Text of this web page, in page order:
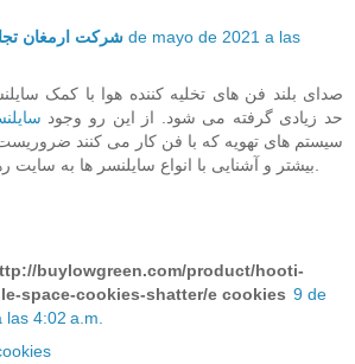
شرکت ارمغان
صدای بلند فن های تخلیه کننده هوا با کمک
حد زیادی گرفته می شود. از این رو وجود
سیستم های تهویه که با فن کار می کنند
buylowgreen.com/product/hooti-
space-cookies-shatter/e cookies 9 de
las 4:02 a.m.